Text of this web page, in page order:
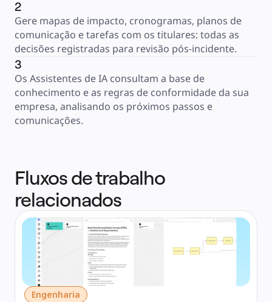
2
Gere mapas de impacto, cronogramas, planos de
comunicação e tarefas com os titulares: todas as
decisões registradas para revisão pós-incidente.
3
Os Assistentes de IA consultam a base de
conhecimento e as regras de conformidade da sua
empresa, analisando os próximos passos e
comunicações.
Fluxos de trabalho
relacionados
Engenharia